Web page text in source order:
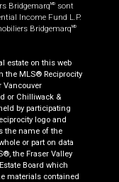
BridgemarqMD
sont
Income Fund L.P.
BridgemarqMD
estate on this web
the MLS® Reciprocity
Vancouver
or Chilliwack &
by participating
logo and
the name of the
or part on data
the Fraser Valley
Board which
materials contained